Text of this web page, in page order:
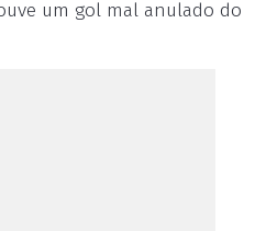
um gol mal anulado do